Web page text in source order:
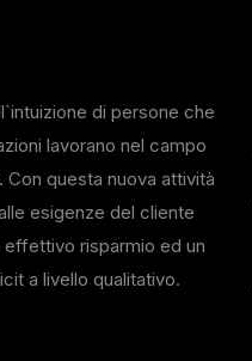
di persone che
lavorano nel campo
questa nuova attività
esigenze del cliente
risparmio ed un
a livello qualitativo.